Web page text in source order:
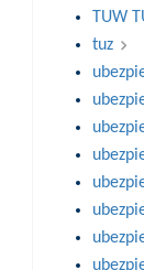
TUW
tuz